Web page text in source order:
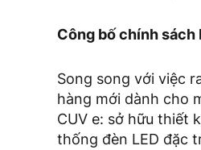
Công bố chính sách
Song song với việc
hàng mới dành cho
CUV e: sở hữu thiết
thống đèn LED đặc